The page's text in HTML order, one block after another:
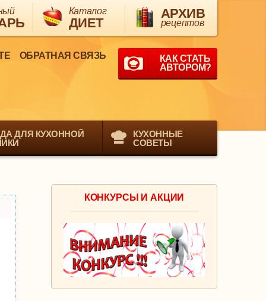
Каталог
ДИЕТ
АРХИВ
рецептов
КАК СТАТЬ
АВТОРОМ?
ОБРАТНАЯ СВЯЗЬ
КУХОННЫЕ
СОВЕТЫ
ДЛЯ КУХОННОЙ
КОНКУРСЫ И АКЦИИ